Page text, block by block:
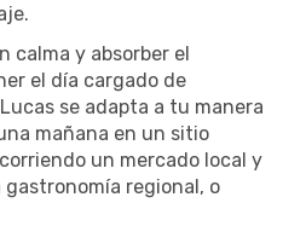
calma y absorber el
el día cargado de
se adapta a tu manera
mañana en un sitio
un mercado local y
regional, o